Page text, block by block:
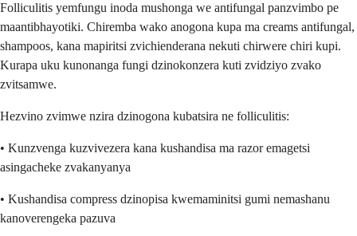
Folliculitis yemfungu inoda mushonga we antifungal panzvimbo pe
maantibhayotiki. Chiremba wako anogona kupa ma creams antifungal,
shampoos, kana mapiritsi zvichienderana nekuti chirwere chiri kupi.
Kurapa uku kunonanga fungi dzinokonzera kuti zvidziyo zvako
zvitsamwe.
Hezvino zvimwe nzira dzinogona kubatsira ne folliculitis:
• Kunzvenga kuzvivezera kana kushandisa ma razor emagetsi
asingacheke zvakanyanya
• Kushandisa compress dzinopisa kwemaminitsi gumi nemashanu
kanoverengeka pazuva